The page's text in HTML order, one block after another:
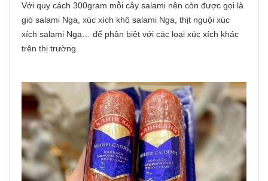
Với quy cách 300gram mỗi cây salami nên còn được gọi là
giò salami Nga, xúc xích khô salami Nga, thịt nguội xúc
xích salami Nga… để phân biệt với các loại xúc xích khác
trên thị trường.